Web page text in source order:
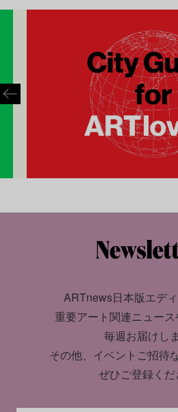
ARTnews日本版エデ
重要アート関連ニュー
毎週お届けしま
その他、イベントご招待
ぜひご登録くだ